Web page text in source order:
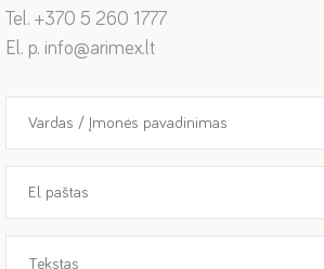
Tel. +370 5 260 1777
El. p. info@arimex.lt